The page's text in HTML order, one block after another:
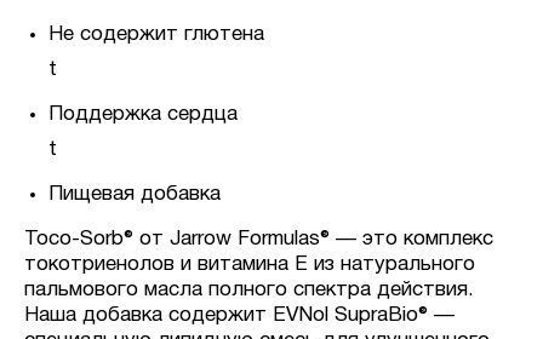
Не содержит глютена
t
Поддержка сердца
t
Пищевая добавка
Toco-Sorb® от Jarrow Formulas® — это комплекс
токотриенолов и витамина E из натурального
пальмового масла полного спектра действия.
Наша добавка содержит EVNol SupraBio® —